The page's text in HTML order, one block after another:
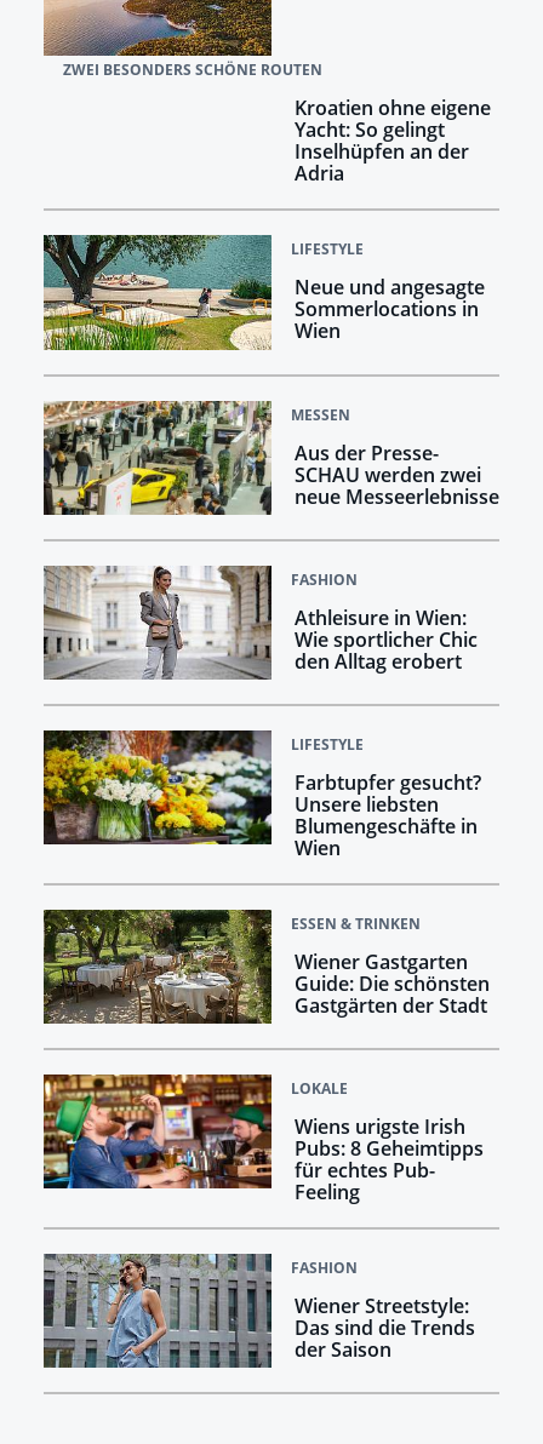
ZWEI BESONDERS SCHÖNE ROUTEN
Kroatien ohne eigene
Yacht: So gelingt
Inselhüpfen an der
Adria
LIFESTYLE
Neue und angesagte
Sommerlocations in
Wien
MESSEN
Aus der Presse-
SCHAU werden zwei
neue Messeerlebnisse
FASHION
Athleisure in Wien:
Wie sportlicher Chic
den Alltag erobert
LIFESTYLE
Farbtupfer gesucht?
Unsere liebsten
Blumengeschäfte in
Wien
ESSEN & TRINKEN
Wiener Gastgarten
Guide: Die schönsten
Gastgärten der Stadt
LOKALE
Wiens urigste Irish
Pubs: 8 Geheimtipps
für echtes Pub-
Feeling
FASHION
Wiener Streetstyle:
Das sind die Trends
der Saison